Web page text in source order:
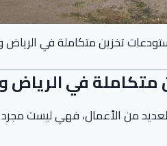
تخزين متكاملة في الرياض
في الرياض
من الأعمال، فهي ليست